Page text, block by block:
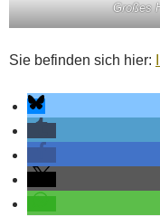
Großes
Sie befinden sich hier: